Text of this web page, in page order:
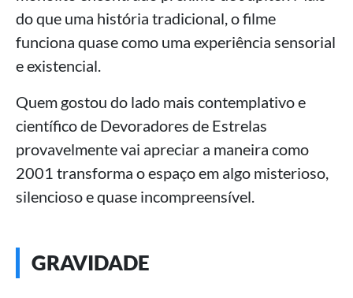
do que uma história tradicional, o filme
funciona quase como uma experiência sensorial
e existencial.
Quem gostou do lado mais contemplativo e
científico de Devoradores de Estrelas
provavelmente vai apreciar a maneira como
2001 transforma o espaço em algo misterioso,
silencioso e quase incompreensível.
GRAVIDADE